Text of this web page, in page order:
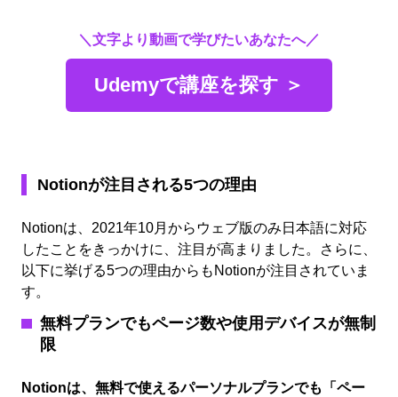
＼文字より動画で学びたいあなたへ／
Udemyで講座を探す ＞
Notionが注目される5つの理由
Notionは、2021年10月からウェブ版のみ日本語に対応
したことをきっかけに、注目が高まりました。さらに、
以下に挙げる5つの理由からもNotionが注目されていま
す。
無料プランでもページ数や使用デバイスが無制
限
Notionは、無料で使えるパーソナルプランでも「ペー